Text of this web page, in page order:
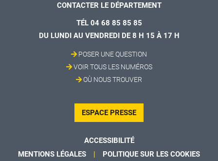
CONTACTER LE DÉPARTEMENT
TÉL 04 68 85 85 85
DU LUNDI AU VENDREDI DE 8 H 15 À 17 H
POSER UNE QUESTION
VOIR TOUS LES NUMÉROS
OÙ NOUS TROUVER
ESPACE PRESSE
ACCESSIBILITÉ
MENTIONS LÉGALES
POLITIQUE SUR LES COOKIES